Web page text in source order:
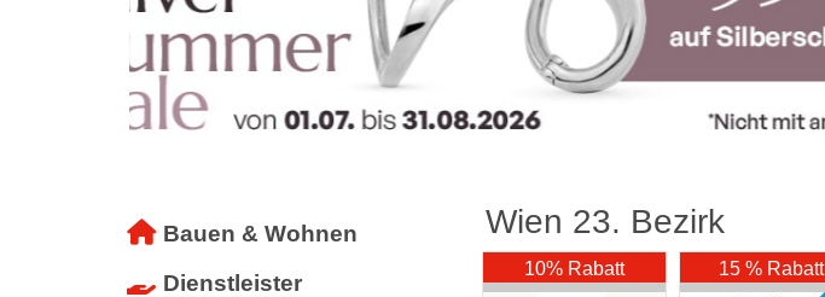
Bauen & Wohnen
Dienstleister
Wien 23. Bezirk
10% Rabatt 15 % Rabatt